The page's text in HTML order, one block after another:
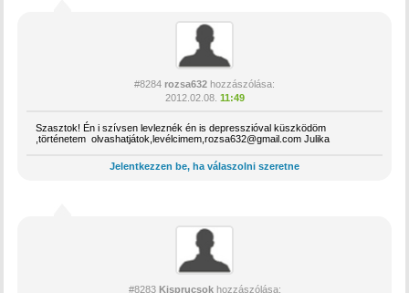
#8284 rozsa632 hozzászólása:
2012.02.08. 11:49
Szasztok! Én i szívsen levleznék én is depresszióval küszködöm
,történetem olvashatjátok,levélcimem,rozsa632@gmail.com Julika
Jelentkezzen be, ha válaszolni szeretne
#8283 Kisprucsokhozzászólása: